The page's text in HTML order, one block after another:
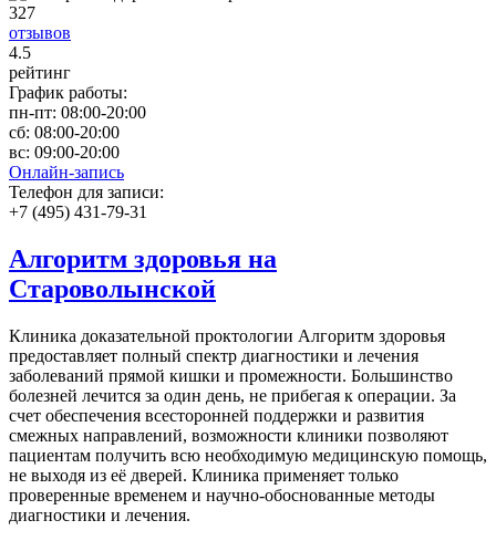
327
отзывов
4.5
рейтинг
График работы:
пн-пт: 08:00-20:00
сб: 08:00-20:00
вс: 09:00-20:00
Онлайн-запись
Телефон для записи:
+7 (495) 431-79-31
Алгоритм здоровья на
Староволынской
Клиника доказательной проктологии Алгоритм здоровья
предоставляет полный спектр диагностики и лечения
заболеваний прямой кишки и промежности. Большинство
болезней лечится за один день, не прибегая к операции. За
счет обеспечения всесторонней поддержки и развития
смежных направлений, возможности клиники позволяют
пациентам получить всю необходимую медицинскую помощь,
не выходя из её дверей. Клиника применяет только
проверенные временем и научно-обоснованные методы
диагностики и лечения.